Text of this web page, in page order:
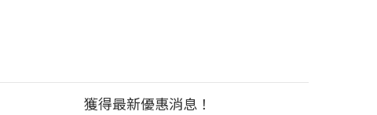
獲得最新優惠消息！